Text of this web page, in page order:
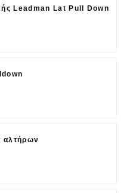
Leadman Lat Pull Down
αλτήρων